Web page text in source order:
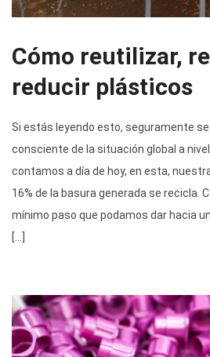
Cómo reutilizar,
reducir plásticos
Si estás leyendo esto, seguramente
consciente de la situación global a
contamos a día de hoy, en esta,
16% de la basura generada se recicla.
mínimo paso que podamos dar hacia
[…]